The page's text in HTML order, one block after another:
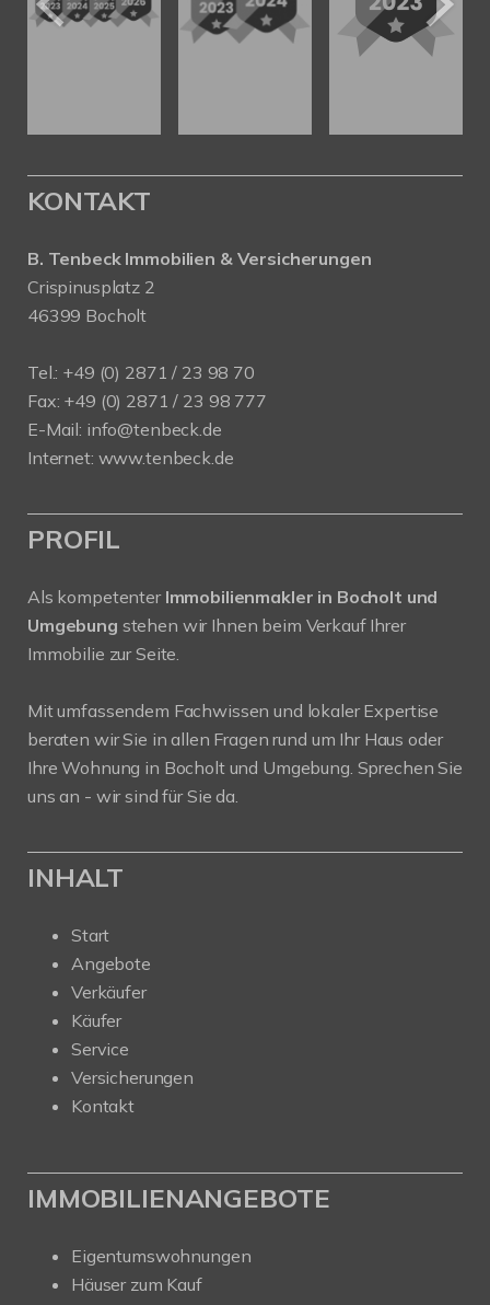
KONTAKT
B. Tenbeck Immobilien & Versicherungen
Crispinusplatz 2
46399 Bocholt
Tel.: +49 (0) 2871 / 23 98 70
Fax: +49 (0) 2871 / 23 98 777
E-Mail: info@tenbeck.de
Internet: www.tenbeck.de
PROFIL
Als kompetenter Immobilienmakler in Bocholt und
Umgebung stehen wir Ihnen beim Verkauf Ihrer
Immobilie zur Seite.
Mit umfassendem Fachwissen und lokaler Expertise
beraten wir Sie in allen Fragen rund um Ihr Haus oder
Ihre Wohnung in Bocholt und Umgebung. Sprechen Sie
uns an - wir sind für Sie da.
INHALT
Start
Angebote
Verkäufer
Käufer
Service
Versicherungen
Kontakt
IMMOBILIENANGEBOTE
Eigentumswohnungen
Häuser zum Kauf